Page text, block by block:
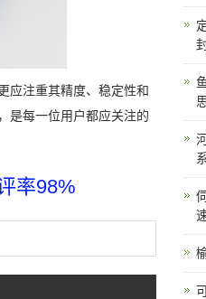
应注重其精度、稳定性和
是每一位用户都应关注的
率98%